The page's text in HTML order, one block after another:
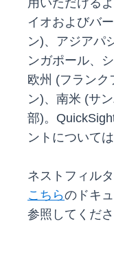
用いただける
イオおよびバ
ン)、アジアパ
ンガポール、
欧州 (フランク
ン)、南米 (サ
部)。
ントについては
ネストフィル
こちらのドキ
参照してくださ